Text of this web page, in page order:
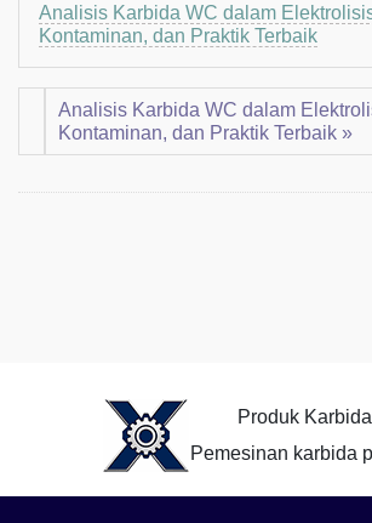
Analisis Karbida WC dalam
Kontaminan, dan Praktik Terbaik
Analisis Karbida WC dalam
Kontaminan, dan Praktik Terbaik »
Produk Karbida
Pemesinan karbida